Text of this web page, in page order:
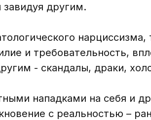
завидуя другим.
и требовательность,
- скандалы, драки,
нападками на себя и
с реальностью –